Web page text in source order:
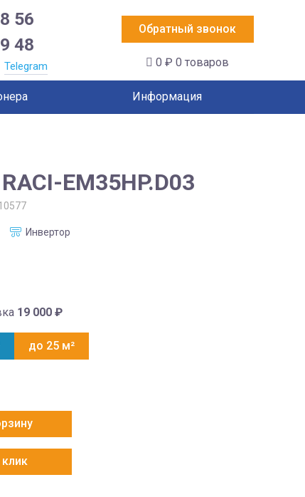
56
48
Telegram
Обратный звонок
0 ₽ 0 товаров
Информация
EM35HP.D03
Инвертор
19 000 ₽
до 25 м²
клик